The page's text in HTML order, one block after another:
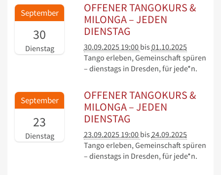
September
30
Dienstag
OFFENER TANGOKURS &
MILONGA – JEDEN
DIENSTAG
30.09.2025 19:00 bis 01.10.2025
Tango erleben, Gemeinschaft spüren
– dienstags in Dresden, für jede*n.
September
23
Dienstag
OFFENER TANGOKURS &
MILONGA – JEDEN
DIENSTAG
23.09.2025 19:00 bis 24.09.2025
Tango erleben, Gemeinschaft spüren
– dienstags in Dresden, für jede*n.